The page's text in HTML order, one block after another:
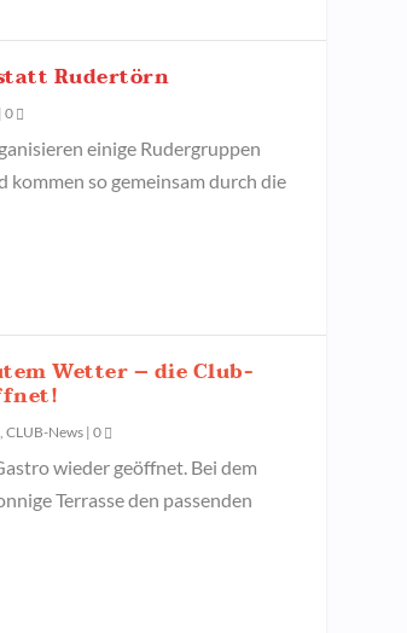
Rudertörn
| 0
einige Rudergruppen
kommen so gemeinsam durch die
Wetter – die Club-
, CLUB-News | 0
wieder geöffnet. Bei dem
Terrasse den passenden